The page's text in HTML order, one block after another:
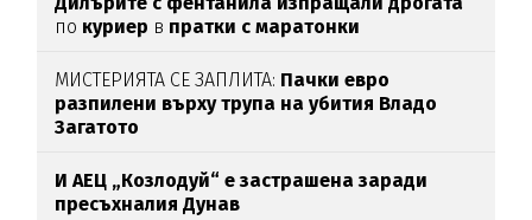
по куриер в пратки с маратонки
МИСТЕРИЯТА СЕ ЗАПЛИТА: Пачки евро
разпилени върху трупа на убития Владо
Загатото
И АЕЦ „Козлодуй“ е застрашена заради
пресъхналия Дунав